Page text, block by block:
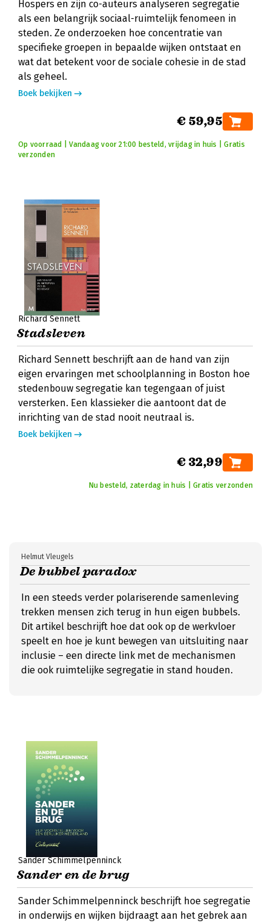
Hospers en zijn co-auteurs analyseren segregatie
als een belangrijk sociaal-ruimtelijk fenomeen in
steden. Ze onderzoeken hoe concentratie van
specifieke groepen in bepaalde wijken ontstaat en
wat dat betekent voor de sociale cohesie in de stad
als geheel.
Boek bekijken
€ 59,95
Op voorraad | Vandaag voor 21:00 besteld, vrijdag in huis | Gratis
verzonden
Richard Sennett
Stadsleven
Richard Sennett beschrijft aan de hand van zijn
eigen ervaringen met schoolplanning in Boston hoe
stedenbouw segregatie kan tegengaan of juist
versterken. Een klassieker die aantoont dat de
inrichting van de stad nooit neutraal is.
Boek bekijken
€ 32,99
Nu besteld, zaterdag in huis | Gratis verzonden
De bubbel paradox
Helmut Vleugels
In een steeds verder polariserende samenleving
trekken mensen zich terug in hun eigen bubbels.
Dit artikel beschrijft hoe dat ook op de werkvloer
speelt en hoe je kunt bewegen van uitsluiting naar
inclusie – een directe link met de mechanismen
die ook ruimtelijke segregatie in stand houden.
Sander Schimmelpenninck
Sander en de brug
Sander Schimmelpenninck beschrijft hoe segregatie
in onderwijs en wijken bijdraagt aan het gebrek aan